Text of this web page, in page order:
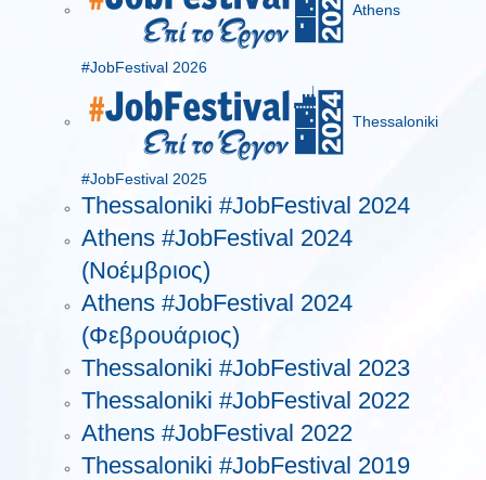
Athens
#JobFestival 2026
Thessaloniki
#JobFestival 2025
Thessaloniki #JobFestival 2024
Athens #JobFestival 2024
(Νοέμβριος)
Athens #JobFestival 2024
(Φεβρουάριος)
Thessaloniki #JobFestival 2023
Thessaloniki #JobFestival 2022
Athens #JobFestival 2022
Thessaloniki #JobFestival 2019